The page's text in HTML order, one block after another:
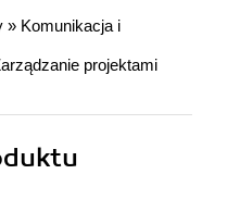
» Komunikacja i
projektami